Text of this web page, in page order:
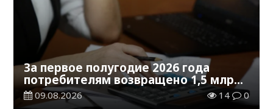
За первое полугодие 2026 года
потребителям возвращено 1,5 млрд
тенге
09.08.2026 14 0